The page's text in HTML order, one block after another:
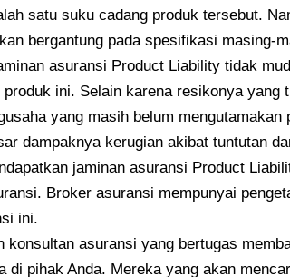
satu suku cadang produk tersebut.
bergantung pada spesifikasi masing-
asuransi Product Liability tidak
ini. Selain karena resikonya yang
yang masih belum mengutamakan
dampaknya kerugian akibat tuntutan
jaminan asuransi Product
Broker asuransi mempunyai
ini.
konsultan asuransi yang bertugas
di pihak Anda. Mereka yang akan